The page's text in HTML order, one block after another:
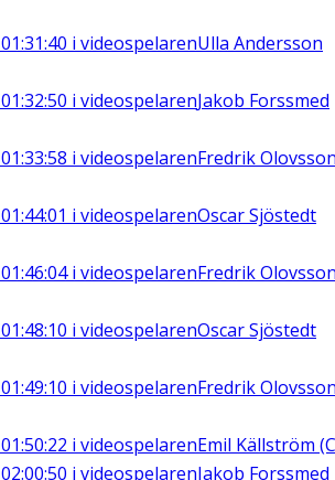
01:31:40 i videospelarenUlla Andersson
01:32:50 i videospelarenJakob Forssmed
01:33:58 i videospelarenFredrik
01:44:01 i videospelarenOscar Sjöstedt
01:46:04i videospelarenFredrik
01:48:10 i videospelarenOscar Sjöstedt
01:49:10 i videospelarenFredrik
01:50:22 i videospelarenEmil Källström
02:00:50 i videospelarenJakob Forssmed